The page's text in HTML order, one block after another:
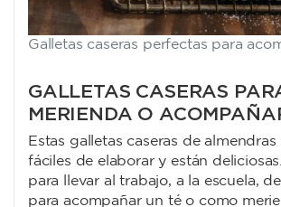
Galletas caseras perfectas para
GALLETAS CASERAS
MERIENDA O
Estas galletas caseras de
fáciles de elaborar y están
para llevar al trabajo, a la escuela,
para acompañar un té o como